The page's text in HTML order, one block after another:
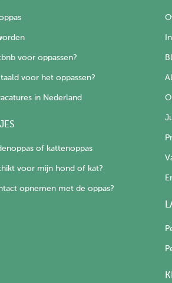
voor oppassen?
voor het oppassen?
in Nederland
of kattenoppas
voor mijn hond of kat?
opnemen met de oppas?